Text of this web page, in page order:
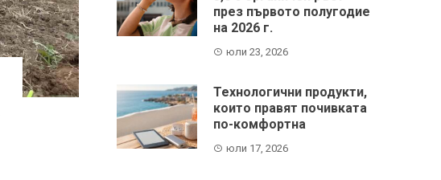
през първото полугодие
на 2026 г.
юли 23, 2026
Технологични продукти,
които правят почивката
по-комфортна
юли 17, 2026